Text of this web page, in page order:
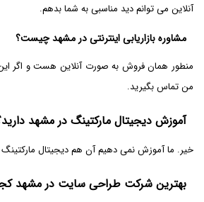
آنلاین می توانم دید مناسبی به شما بدهم.
مشاوره بازاریابی اینترنتی در مشهد چیست؟
منطور همان فروش به صورت آنلاین هست و اگر این
من تماس بگیرید.
آموزش دیجیتال مارکتینگ در مشهد
خیر. ما آموزش نمی دهیم آن هم دیجیتال مارکتینگ
بهترین شرکت طراحی سایت در مشهد